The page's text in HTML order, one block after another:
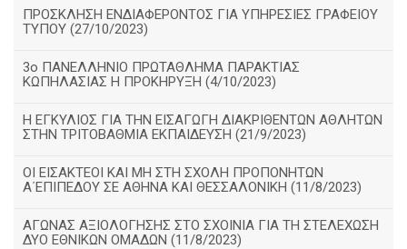
ΠΡΟΣΚΛΗΣΗ ΕΝΔΙΑΦΕΡΟΝΤΟΣ ΓΙΑ ΥΠΗΡΕΣΙΕΣ ΓΡΑΦΕΙΟΥ
ΤΥΠΟΥ (27/10/2023)
3ο ΠΑΝΕΛΛΗΝΙΟ ΠΡΩΤΑΘΛΗΜΑ ΠΑΡΑΚΤΙΑΣ
ΚΩΠΗΛΑΣΙΑΣ Η ΠΡΟΚΗΡΥΞΗ (4/10/2023)
Η ΕΓΚΥΛΙΟΣ ΓΙΑ ΤΗΝ ΕΙΣΑΓΩΓΗ ΔΙΑΚΡΙΘΕΝΤΩΝ ΑΘΛΗΤΩΝ
ΣΤΗΝ ΤΡΙΤΟΒΑΘΜΙΑ ΕΚΠΑΙΔΕΥΣΗ (21/9/2023)
ΟΙ ΕΙΣΑΚΤΕΟΙ ΚΑΙ ΜΗ ΣΤΗ ΣΧΟΛΗ ΠΡΟΠΟΝΗΤΩΝ
Α΄ΕΠΙΠΕΔΟΥ ΣΕ ΑΘΗΝΑ ΚΑΙ ΘΕΣΣΑΛΟΝΙΚΗ (11/8/2023)
ΑΓΩΝΑΣ ΑΞΙΟΛΟΓΗΣΗΣ ΣΤΟ ΣΧΟΙΝΙΑ ΓΙΑ ΤΗ ΣΤΕΛΕΧΩΣΗ
ΔΥΟ ΕΘΝΙΚΩΝ ΟΜΑΔΩΝ (11/8/2023)